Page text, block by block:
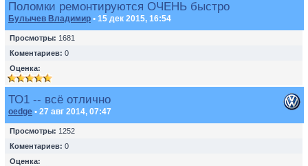
Поломки ремонтируются ОЧЕНЬ быстро
Булычев Владимир • 15 дек 2015, 16:54
Просмотры: 1681
Коментариев: 0
Оценка:
ТО1 -- всё отлично
oedge • 27 авг 2014, 07:47
Просмотры: 1252
Коментариев: 0
Оценка: